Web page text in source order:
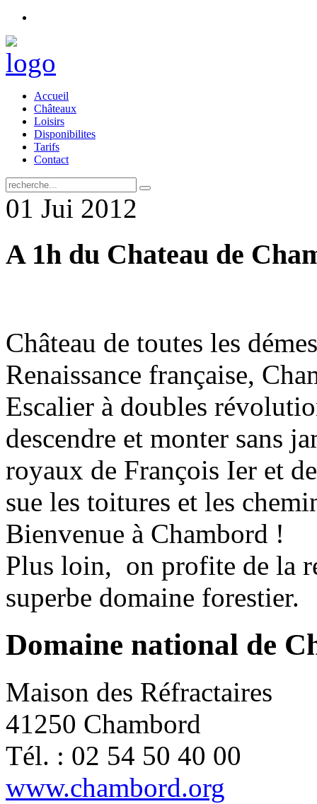
Accueil
Châteaux
Loisirs
Disponibilites
Tarifs
Contact
01 Jui 2012
A 1h du Chateau de
Château de toutes les
Renaissance française,
Escalier à doubles
descendre et monter sans
royaux de François Ier et
sue les toitures et les
Bienvenue à Chambord !
Plus loin, on profite de la
superbe domaine forestier.
Domaine national de
Maison des Réfractaires
41250 Chambord
Tél. : 02 54 50 40 00
www.chambord.org